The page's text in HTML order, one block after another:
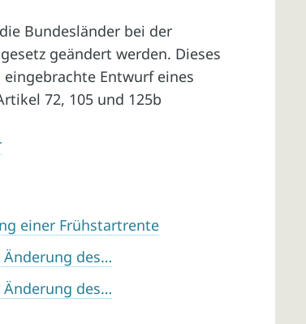
Bundesländer bei der
geändert werden. Dieses
Entwurf eines
72, 105 und 125b
einer Frühstartrente
Änderung des…
Änderung des…